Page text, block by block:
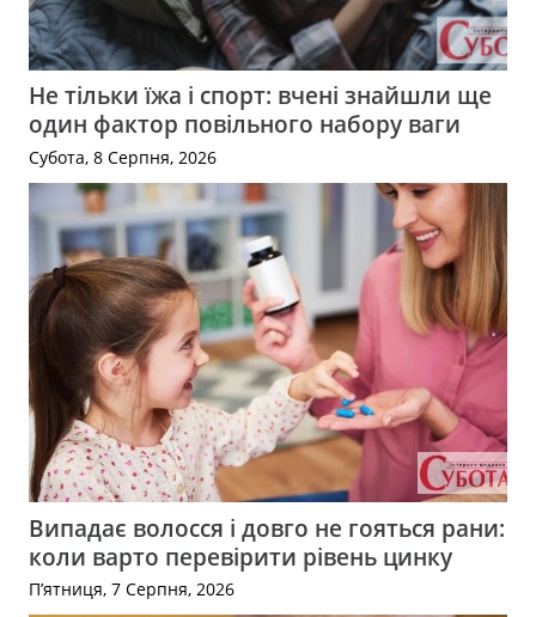
Не тільки їжа і спорт: вчені знайшли ще
один фактор повільного набору ваги
Субота, 8 Серпня, 2026
Випадає волосся і довго не гояться рани:
коли варто перевірити рівень цинку
П’ятниця, 7 Серпня, 2026